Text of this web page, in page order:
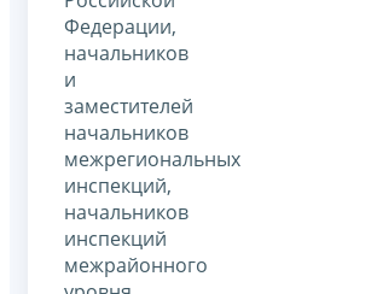
Федерации,
начальников
и
заместителей
начальников
межрегиональных
инспекций,
начальников
инспекций
межрайонного